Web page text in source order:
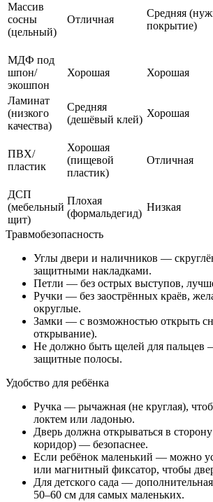
Массив
сосны
(цельный)
Отличная
Средняя
покрытие)
МДФ под
шпон/
экошпон
Хорошая Хорошая
Ламинат
(низкого
качества)
Средняя
(дешёвый клей)
Хорошая
ПВХ/
пластик
Хорошая
(пищевой
пластик)
Отличная
ДСП
(мебельный
щит)
Плохая
(формальдегид)
Низкая
Травмобезопасность
Углы двери и наличников —
защитными накладками.
Петли — без острых выступов,
Ручки — без заострённых краёв,
округлые.
Замки — с возможностью открыть
открывание).
Не должно быть щелей для пальцев
защитные полосы.
Удобство для ребёнка
Ручка — рычажная (не круглая),
локтем или ладонью.
Дверь должна открываться в
коридор) — безопаснее.
Если ребёнок маленький — можно
или магнитный фиксатор, чтобы
Для детского сада —
50–60 см для самых маленьких.